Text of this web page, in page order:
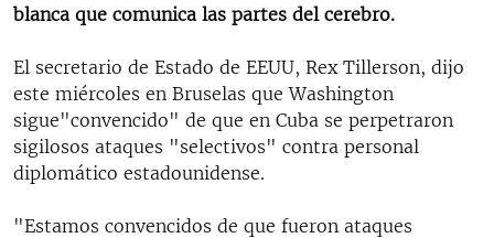
LOS SANTOS DE HIALEAH
DESINFORMACIÓN RUSA EN AMÉRICA LATINA
LA INVASIÓN DE RUSIA A UCRANIA
blanca que comunica las partes del cerebro.
El secretario de Estado de EEUU, Rex Tillerson, dijo
este miércoles en Bruselas que Washington
sigue"convencido" de que en Cuba se perpetraron
sigilosos ataques "selectivos" contra personal
diplomático estadounidense.
"Estamos convencidos de que fueron ataques